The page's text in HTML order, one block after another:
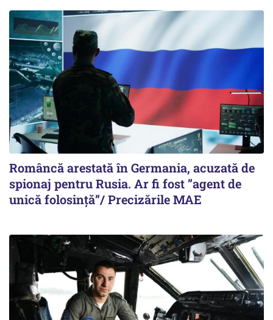
Româncă arestată în Germania, acuzată de
spionaj pentru Rusia. Ar fi fost ”agent de
unică folosință”/ Precizările MAE